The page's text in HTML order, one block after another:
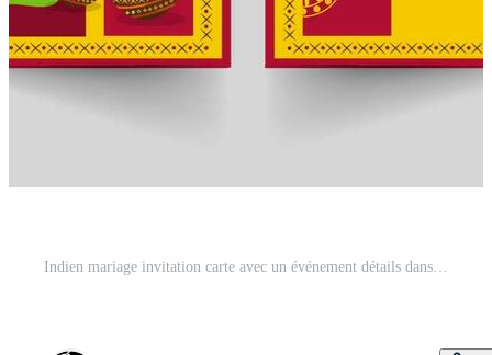
Indien mariage invitation carte avec un événement détails dans rouge et Jaune couleur. Vecteur Pro